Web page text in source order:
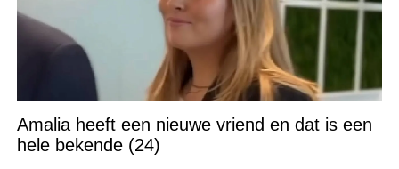
Amalia heeft een nieuwe vriend en dat is een
hele bekende (24)